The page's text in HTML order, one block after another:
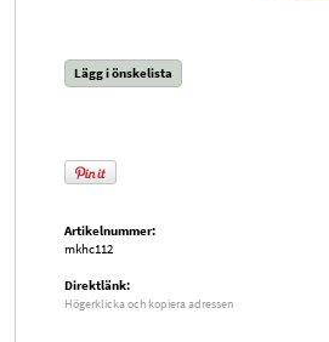
Lägg i önskelista
Artikelnummer:
mkhc112
Direktlänk:
Högerklicka och kopiera adressen